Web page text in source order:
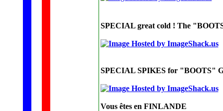
SPECIAL great cold ! The
SPECIAL SPIKES for "BOOTS"
Vous êtes en FINLANDE